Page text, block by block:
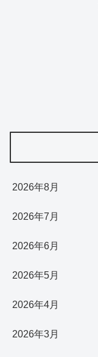
2026年8月
2026年7月
2026年6月
2026年5月
2026年4月
2026年3月